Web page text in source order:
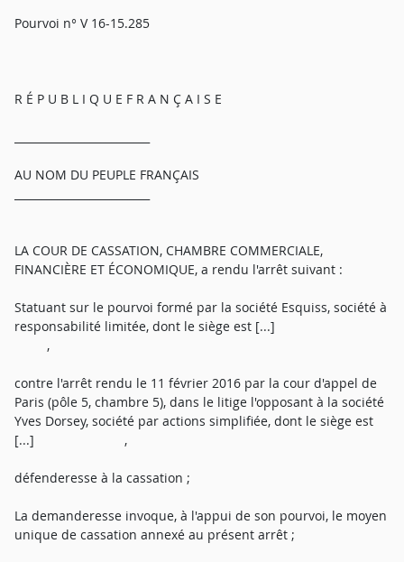
Pourvoi n° V 16-15.285
R É P U B L I Q U E F R A N Ç A I S E
AU NOM DU PEUPLE FRANÇAIS
LA COUR DE CASSATION, CHAMBRE COMMERCIALE,
FINANCIÈRE ET ÉCONOMIQUE, a rendu l'arrêt suivant :
Statuant sur le pourvoi formé par la société Esquiss, société à
responsabilité limitée, dont le siège est [...]
,
contre l'arrêt rendu le 11 février 2016 par la cour d'appel de
Paris (pôle 5, chambre 5), dans le litige l'opposant à la société
Yves Dorsey, société par actions simplifiée, dont le siège est
[...] ,
défenderesse à la cassation ;
La demanderesse invoque, à l'appui de son pourvoi, le moyen
unique de cassation annexé au présent arrêt ;